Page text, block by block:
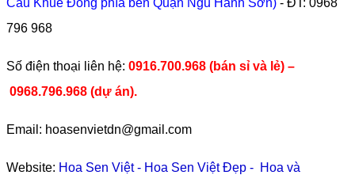
796 968
​Số điện thoại liên hệ: 0916.700.968 (bán sỉ và lẻ) –
0968.796.968 (dự án).
Email: hoasenvietdn@gmail.com
Website: Hoa Sen Việt- Hoa Sen Việt Đẹp - Hoa và